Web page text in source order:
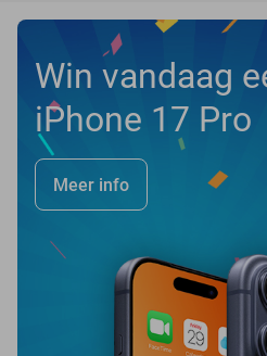
Win vandaag
iPhone 17 Pro
Meer info